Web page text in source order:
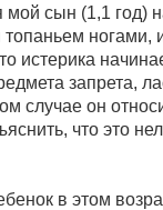
сын (1,1 год)
ногами,
истерика
запрета,
случае он
что это
в этом